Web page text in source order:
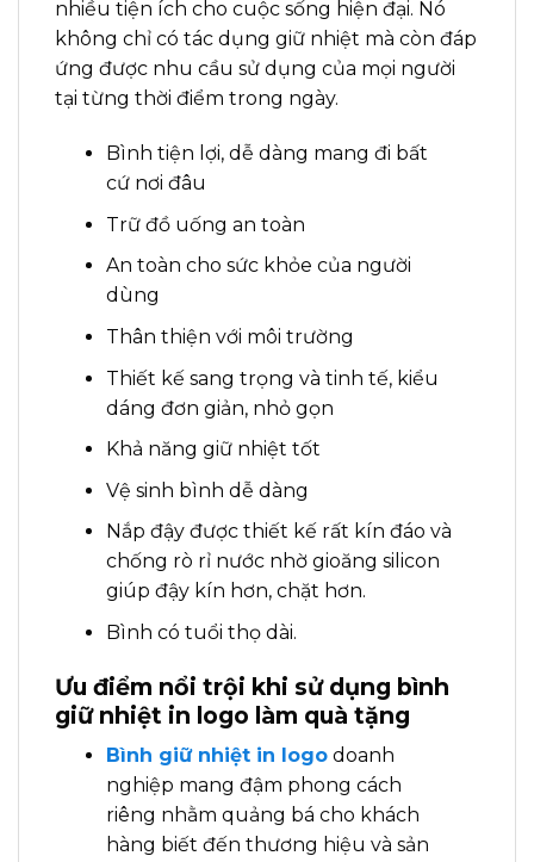
nhiều tiện ích cho cuộc sống hiện đại. Nó
không chỉ có tác dụng giữ nhiệt mà còn đáp
ứng được nhu cầu sử dụng của mọi người
tại từng thời điểm trong ngày.
Bình tiện lợi, dễ dàng mang đi bất
cứ nơi đâu
Trữ đồ uống an toàn
An toàn cho sức khỏe của người
dùng
Thân thiện với môi trường
Thiết kế sang trọng và tinh tế, kiểu
dáng đơn giản, nhỏ gọn
Khả năng giữ nhiệt tốt
Vệ sinh bình dễ dàng
Nắp đậy được thiết kế rất kín đáo và
chống rò rỉ nước nhờ gioăng silicon
giúp đậy kín hơn, chặt hơn.
Bình có tuổi thọ dài.
Ưu điểm nổi trội khi sử dụng bình
giữ nhiệt in logo làm quà tặng
Bình giữ nhiệt in logodoanh
nghiệp mang đậm phong cách
riêng nhằm quảng bá cho khách
hàng biết đến thương hiệu và sản